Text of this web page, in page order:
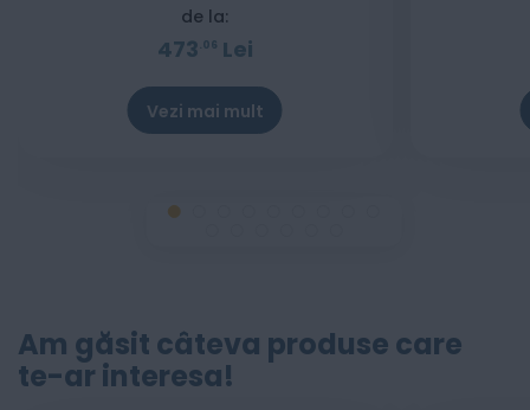
de la:
473 06 Lei
Vezi mai mult
Stoc epuizat
Am găsit câteva produse care
te-ar interesa!